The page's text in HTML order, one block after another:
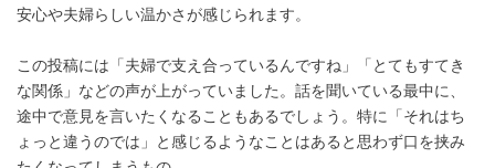
安心や夫婦らしい温かさが感じられます。
この投稿には「夫婦で支え合っているんですね」「とてもすてき
な関係」などの声が上がっていました。話を聞いている最中に、
途中で意見を言いたくなることもあるでしょう。特に「それはち
ょっと違うのでは」と感じるようなことはあると思わず口を挟み